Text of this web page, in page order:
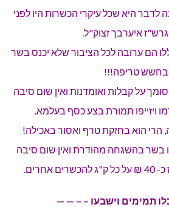
לדבר היא שכל עיקרי הכשרות היו לפני
איערבך זצוק"ל.
הם ערובה לכל הציבור שלא יכנס בשר
בחשש טריפה!!!
על קבלות ואומדנות ואין שום סיבה
ויזייפו תמורת בצע כסף בעלמא.
הרי הוא בחזקת טרף ואסור באכילה!
בשר בהשגחה מהודרת ואין שום סיבה
אחרים.
תמימים וישבעו – – — —